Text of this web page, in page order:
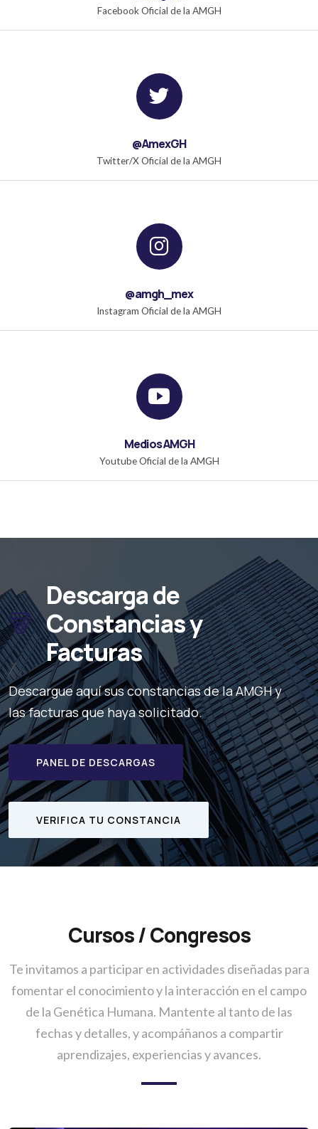
Facebook Oficial de la AMGH
@AmexGH
Twitter/X Oficial de la AMGH
@amgh_mex
Instagram Oficial de la AMGH
Medios AMGH
Youtube Oficial de la AMGH
Descarga de
Constancias y
Facturas
Descargue aquí sus constancias de la AMGH y
las facturas que haya solicitado.
PANEL DE DESCARGAS
VERIFICA TU CONSTANCIA
Cursos / Congresos
Te invitamos a participar en actividades diseñadas para
fomentar el conocimiento y la interacción en el campo
de la Genética Humana. Mantente al tanto de las
fechas y detalles, y acompáñanos a compartir
aprendizajes, experiencias y avances.